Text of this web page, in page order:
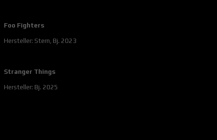
Foo Fighters
Hersteller: Stern, Bj. 2023
Stranger Things
Hersteller: Bj. 2025